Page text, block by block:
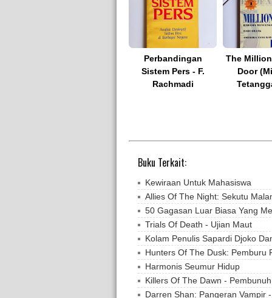
Perbandingan
Sistem Pers - F.
Rachmadi
The
Door
Buku Terkait:
Kewiraan Untuk Mahasiswa
Allies Of The Night: Sekutu
50 Gagasan Luar Biasa Yang
Trials Of Death - Ujian Maut
Kolam Penulis Sapardi Djoko
Hunters Of The Dusk: Pemburu
Harmonis Seumur Hidup
Killers Of The Dawn -
Darren Shan: Pangeran Vampir